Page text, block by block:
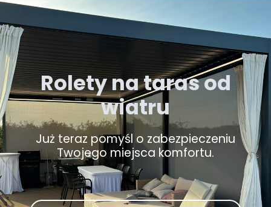
Rolety na taras od
wiatru
Już teraz pomyśl o zabezpieczeniu
Twojego miejsca komfortu.